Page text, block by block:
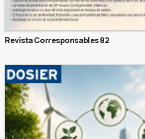
Revista Corresponsables 82